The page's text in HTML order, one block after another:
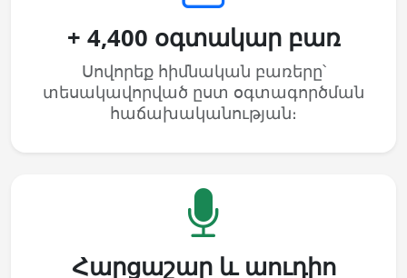
+ 4,400 օգտակար բառ
Սովորեք հիմնական բառերը՝
տեսակավորված ըստ օգտագործման
հաճախականության։
Հարցաշար և աուդիո